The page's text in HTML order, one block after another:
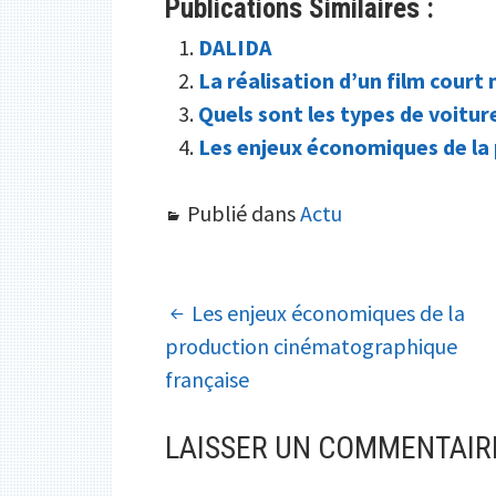
Publications Similaires :
DALIDA
La réalisation d’un film court
Quels sont les types de
Les enjeux économiques de
Publié dansActu
NAVIGATION
DES
ARTICLES
Les enjeux économiques de la
production cinématographique
française
LAISSER UN